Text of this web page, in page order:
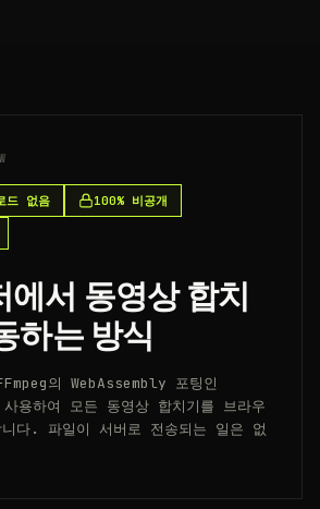
드 없음 100% 비공개
에서 동영상 합치
하는 방식
의 WebAssembly 포팅인
용하여 모든 동영상 합치기를 브라우
다. 파일이 서버로 전송되는 일은 없